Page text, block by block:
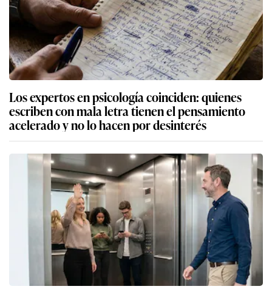
Los expertos en psicología coinciden: quienes
escriben con mala letra tienen el pensamiento
acelerado y no lo hacen por desinterés